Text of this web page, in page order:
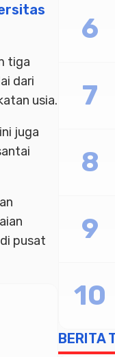
tiga
dari
usia.
juga
pusat
BERITA